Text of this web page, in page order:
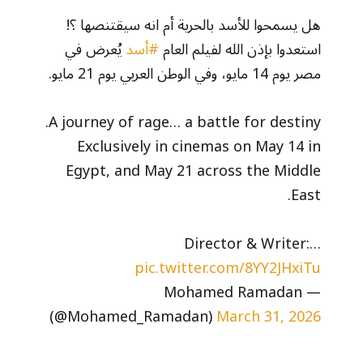
هل يسمحوا للأسد بالحرية أم انه سيقتنصها ؟!
استعدوا بإذن الله لفيلم العام#أسديُعرض في
مصر يوم 14 مايو، وفي الوطن العربي يوم 21 مايو.
A journey of rage… a battle for destiny.
Exclusively in cinemas on May 14 in
Egypt, and May 21 across the Middle
East.
Director & Writer:…
pic.twitter.com/8YY2JHxiTu
— Mohamed Ramadan
(@Mohamed_Ramadan)March 31, 2026